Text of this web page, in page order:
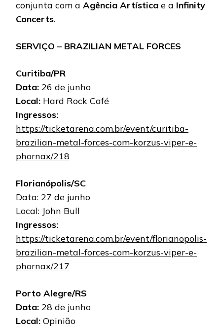
conjunta com a Agência Artística e a Infinity
Concerts.
SERVIÇO – BRAZILIAN METAL FORCES
Curitiba/PR
Data: 26 de junho
Local: Hard Rock Café
Ingressos:
https://ticketarena.com.br/event/curitiba-
brazilian-metal-forces-com-korzus-viper-e-
phornax/218
Florianópolis/SC
Data: 27 de junho
Local: John Bull
Ingressos:
https://ticketarena.com.br/event/florianopolis-
brazilian-metal-forces-com-korzus-viper-e-
phornax/217
Porto Alegre/RS
Data: 28 de junho
Local: Opinião